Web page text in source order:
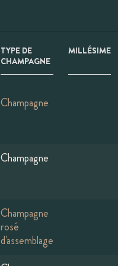
TYPE DE
CHAMPAGNE
MILLÉSIME
Champagne
Champagne
Champagne
rosé
d'assemblage